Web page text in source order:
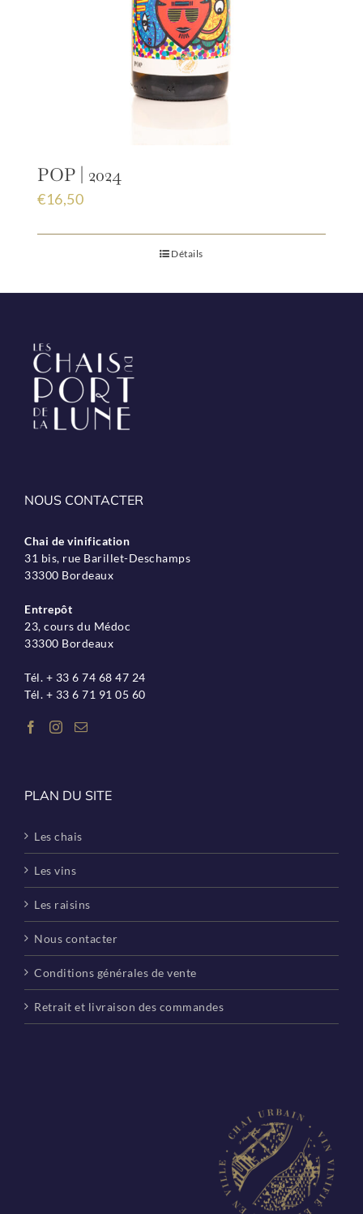
POP | 2024
€16,50
Détails
NOUS CONTACTER
Chai de vinification
31 bis, rue Barillet-Deschamps
33300 Bordeaux
Entrepôt
23, cours du Médoc
33300 Bordeaux
Tél. + 33 6 74 68 47 24
Tél. + 33 6 71 91 05 60
PLAN DU SITE
Les chais
Les vins
Les raisins
Nous contacter
Conditions générales de vente
Retrait et livraison des commandes